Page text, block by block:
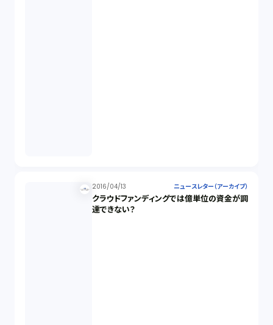
2016/04/13 ニュースレター（アーカイブ）
クラウドファンディングでは億単位の資金が調
達できない？